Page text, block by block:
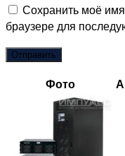
Сохранить моё
браузере для
Фото